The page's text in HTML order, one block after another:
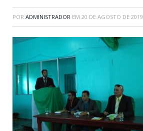
POR ADMINISTRADOR EM 20 DE AGOSTO DE 2019